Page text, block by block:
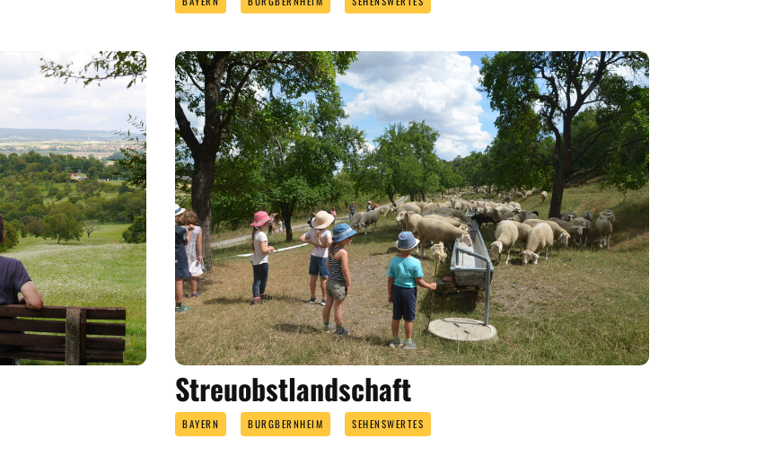
Streuobstlandschaft
BAYERN BURGBERNHEIM SEHENSWERTES